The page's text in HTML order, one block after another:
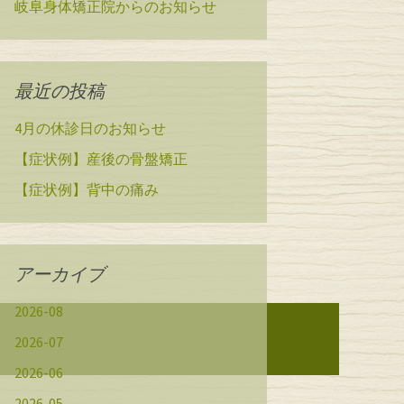
岐阜身体矯正院からのお知らせ
最近の投稿
4月の休診日のお知らせ
【症状例】産後の骨盤矯正
【症状例】背中の痛み
アーカイブ
2026-08
2026-07
2026-06